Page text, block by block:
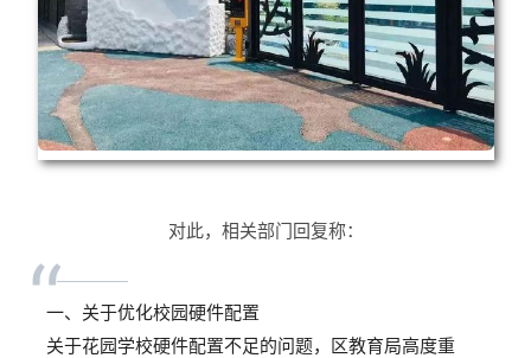
对此，相关部门回复称：
“一、关于优化校园硬件配置
关于花园学校硬件配置不足的问题，区教育局高度重